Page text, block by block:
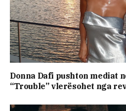
Donna Dafi pushton mediat
“Trouble” vlerësohet nga